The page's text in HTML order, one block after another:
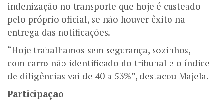
indenização no transporte que hoje é custeado
pelo próprio oficial, se não houver êxito na
entrega das notificações.
“Hoje trabalhamos sem segurança, sozinhos,
com carro não identificado do tribunal e o índice
de diligências vai de 40 a 53%”, destacou Majela.
Participação